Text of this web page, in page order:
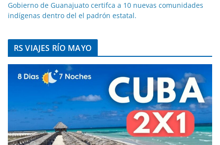
Gobierno de Guanajuato certifca a 10 nuevas comunidades
indígenas dentro del el padrón estatal.
RS VIAJES RÍO MAYO